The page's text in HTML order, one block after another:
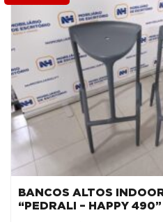
BANCOS ALTOS
“PEDRALI – HAPPY